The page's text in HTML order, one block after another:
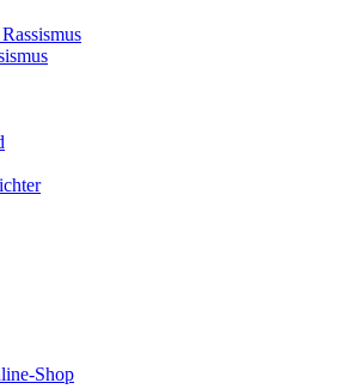
Shop